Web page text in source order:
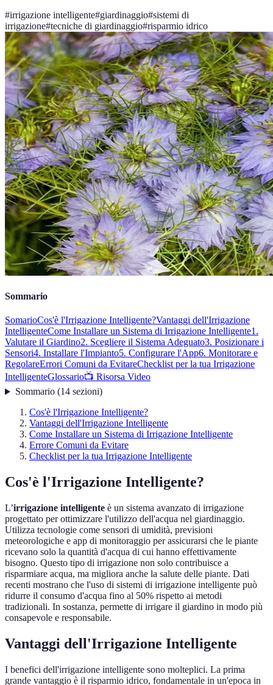
#irrigazione intelligente#giardinaggio#sistemi di
irrigazione#tecniche di giardinaggio#risparmio idrico
Sommario
SomarioCos'è l'Irrigazione Intelligente?Vantaggi dell'Irrigazione
IntelligenteCome Installare un Sistema di Irrigazione Intelligente1.
Valutare il Giardino2. Scegliere il Sistema Adeguato3. Posizionare i
Sensori4. Installare l'Impianto5. Configurare l'App6. Monitorare e
RegolareErrori Comuni da EvitareChecklist per la tua Irrigazione
IntelligenteGlossario📺 Risorsa Video
Sommario(14 sezioni)
Cos'è l'Irrigazione Intelligente?
Vantaggi dell'Irrigazione Intelligente
Come Installare un Sistema di Irrigazione Intelligente
Errore Comuni da Evitare
Checklist per la tua Irrigazione Intelligente
Cos'è l'Irrigazione Intelligente?
L’irrigazione intelligente è un sistema avanzato di irrigazione
progettato per ottimizzare l'utilizzo dell'acqua nel giardinaggio.
Utilizza tecnologie come sensori di umidità, previsioni
meteorologiche e app di monitoraggio per assicurarsi che le piante
ricevano solo la quantità d'acqua di cui hanno effettivamente
bisogno. Questo tipo di irrigazione non solo contribuisce a
risparmiare acqua, ma migliora anche la salute delle piante. Dati
recenti mostrano che l'uso di sistemi di irrigazione intelligente può
ridurre il consumo d'acqua fino al 50% rispetto ai metodi
tradizionali. In sostanza, permette di irrigare il giardino in modo più
consapevole e responsabile.
Vantaggi dell'Irrigazione Intelligente
I benefici dell'irrigazione intelligente sono molteplici. La prima
grande vantaggio è il risparmio idrico, fondamentale in un'epoca in